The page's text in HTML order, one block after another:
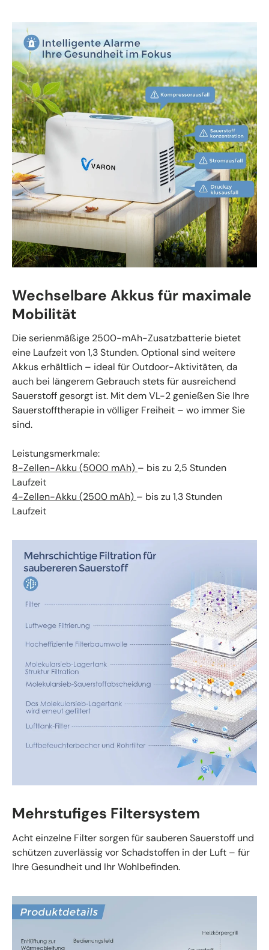
Wechselbare Akkus für maximale
Mobilität
Die serienmäßige 2500-mAh-Zusatzbatterie bietet
eine Laufzeit von 1,3 Stunden. Optional sind weitere
Akkus erhältlich – ideal für Outdoor-Aktivitäten, da
auch bei längerem Gebrauch stets für ausreichend
Sauerstoff gesorgt ist. Mit dem VL-2 genießen Sie Ihre
Sauerstofftherapie in völliger Freiheit – wo immer Sie
sind.
Leistungsmerkmale:
8-Zellen-Akku (5000 mAh) – bis zu 2,5 Stunden
Laufzeit
4-Zellen-Akku (2500 mAh) – bis zu 1,3 Stunden
Laufzeit
Mehrstufiges Filtersystem
Acht einzelne Filter sorgen für sauberen Sauerstoff und
schützen zuverlässig vor Schadstoffen in der Luft – für
Ihre Gesundheit und Ihr Wohlbefinden.